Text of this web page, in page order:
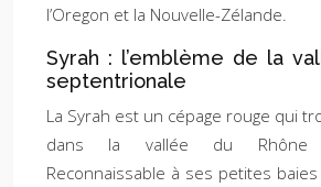
l’Oregon et la Nouvelle-Zélande.
Syrah : l’emblème de la
septentrionale
La Syrah est un cépage rouge qui
dans la vallée du Rhône
Reconnaissable à ses petites